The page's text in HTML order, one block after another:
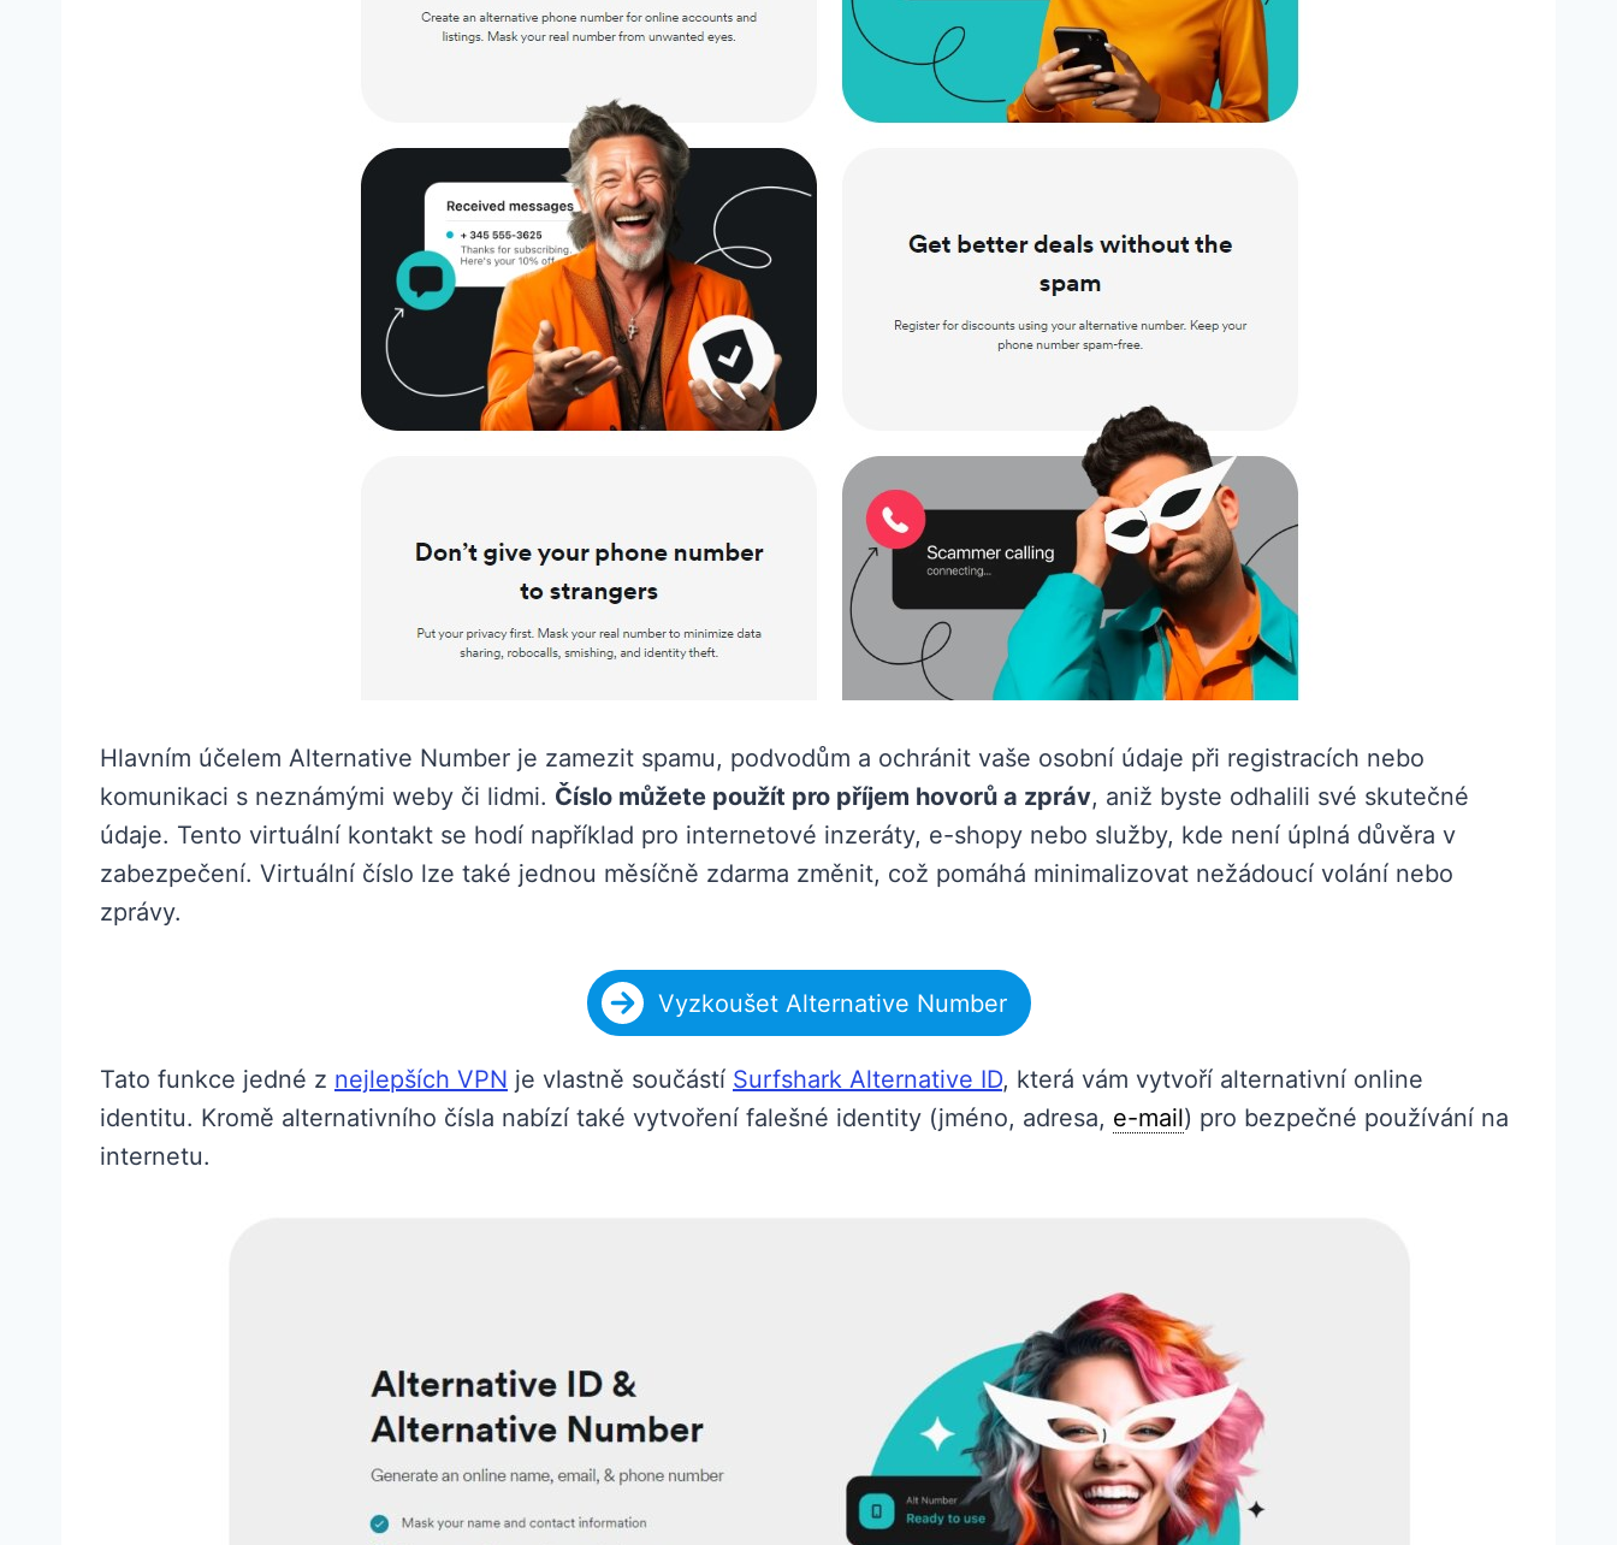
Hlavním účelem Alternative Number je zamezit spamu, podvodům a ochránit vaše osobní údaje při registracích nebo
komunikaci s neznámými weby či lidmi. Číslo můžete použít pro příjem hovorů a zpráv, aniž byste odhalili své skutečné
údaje. Tento virtuální kontakt se hodí například pro internetové inzeráty, e-shopy nebo služby, kde není úplná důvěra v
zabezpečení. Virtuální číslo lze také jednou měsíčně zdarma změnit, což pomáhá minimalizovat nežádoucí volání nebo
zprávy.
Vyzkoušet Alternative Number
Tato funkce jedné z nejlepších VPN je vlastně součástí Surfshark Alternative ID, která vám vytvoří alternativní online
identitu. Kromě alternativního čísla nabízí také vytvoření falešné identity (jméno, adresa, e-mail) pro bezpečné používání na
internetu.